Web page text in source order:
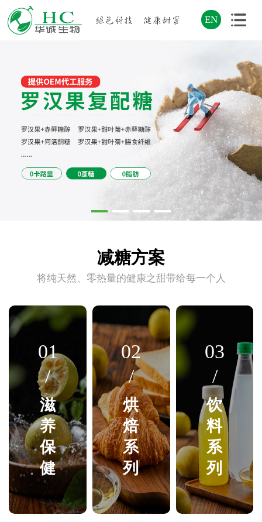
EN
减糖方案
将纯天然、零热量的健康之甜带给每一个人
01
/
滋
养
保
健
02
/
烘
焙
系
列
03
/
饮
料
系
列